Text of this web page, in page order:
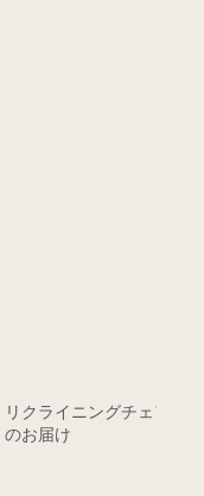
リクライニングチェア
のお届け